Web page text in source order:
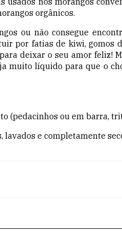
orgânicos.
ou não consegue
por fatias de kiwi, gomos
deixar o seu amor feliz!
muito líquido para que o
(pedacinhos ou em barra,
lavados e completamente